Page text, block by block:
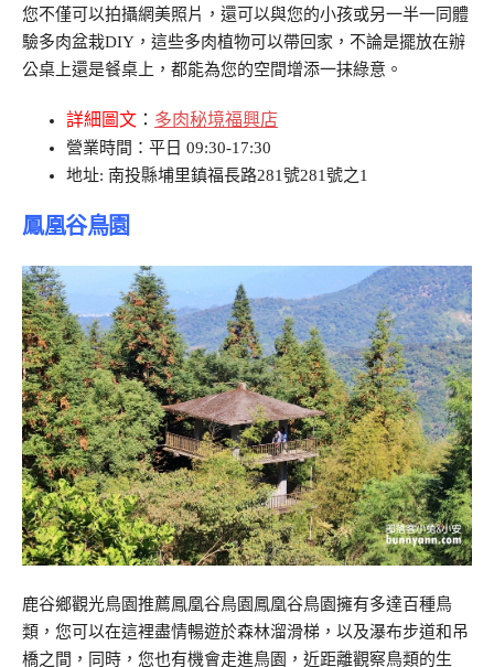
您不僅可以拍攝網美照片，還可以與您的小孩或另一半一同體
驗多肉盆栽DIY，這些多肉植物可以帶回家，不論是擺放在辦
公桌上還是餐桌上，都能為您的空間增添一抹綠意。
詳細圖文 ： 多肉秘境福興店
營業時間：平日 09:30-17:30
地址: 南投縣埔里鎮福長路281號281號之1
鳳凰谷鳥園
鹿谷鄉觀光鳥園推薦鳳凰谷鳥園鳳凰谷鳥園擁有多達百種鳥
類，您可以在這裡盡情暢遊於森林溜滑梯，以及瀑布步道和吊
橋之間，同時，您也有機會走進鳥園，近距離觀察鳥類的生